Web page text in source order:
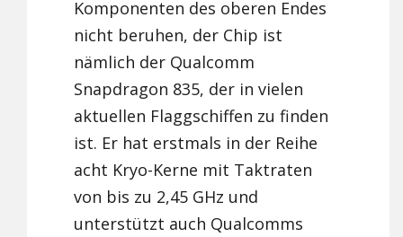
Komponenten des oberen Endes
nicht beruhen, der Chip ist
nämlich der Qualcomm
Snapdragon 835, der in vielen
aktuellen Flaggschiffen zu finden
ist. Er hat erstmals in der Reihe
acht Kryo-Kerne mit Taktraten
von bis zu 2,45 GHz und
unterstützt auch Qualcomms